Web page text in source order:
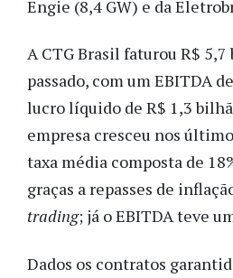
Engie (8,4 GW) e da
A CTG Brasil faturou R$
passado, com um EBITDA
lucro líquido de R$ 1,3
empresa cresceu nos
taxa média composta de
graças a repasses de
trading; já o EBITDA teve
Dados os contratos